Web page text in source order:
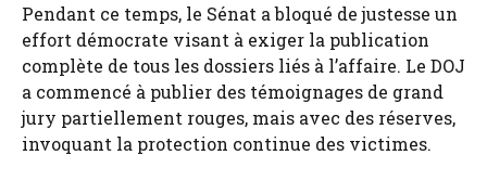
Pendant ce temps, le Sénat a bloqué de justesse un
effort démocrate visant à exiger la publication
complète de tous les dossiers liés à l’affaire. Le DOJ
a commencé à publier des témoignages de grand
jury partiellement rouges, mais avec des réserves,
invoquant la protection continue des victimes.